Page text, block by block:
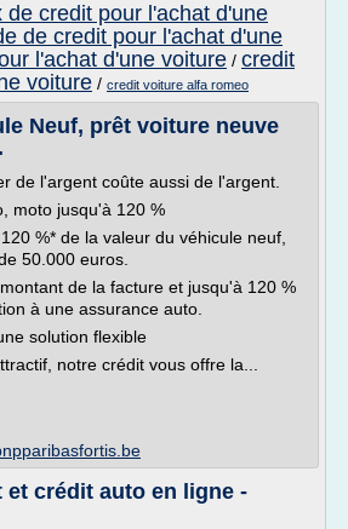
de credit pour l'achat d'une
de credit pour l'achat d'une
l'achat d'une voiture / credit
voiture / credit voiture alfa romeo
Neuf, prêt voiture neuve
de l'argent coûte aussi de l'argent.
moto jusqu'à 120 %
%* de la valeur du véhicule neuf,
50.000 euros.
de la facture et jusqu'à 120 %
à une assurance auto.
solution flexible
notre crédit vous offre la...
crédit auto en ligne -